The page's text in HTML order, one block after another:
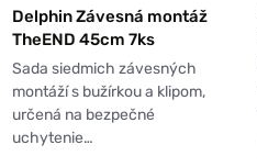
Delphin Závesná montáž
TheEND 45cm 7ks
Sada siedmich závesných
montáží s bužírkou a klipom,
určená na bezpečné
uchytenie…